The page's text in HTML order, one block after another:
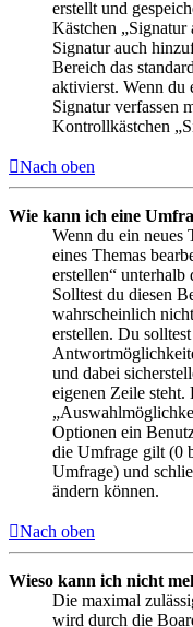
erstellt und
Kästchen „Signatur
Signatur auch
Bereich das
aktivierst. Wenn du
Signatur verfassen
Kontrollkästchen
Nach oben
Wie kann ich eine
Wenn du ein neues
eines Themas
erstellen“ unterhalb
Solltest du diesen
wahrscheinlich
erstellen. Du
und dabei
eigenen Zeile steht.
Optionen ein
die Umfrage gilt (0
Umfrage) und
ändern können.
Nach oben
Wieso kann ich nicht
Die maximal
wird durch die